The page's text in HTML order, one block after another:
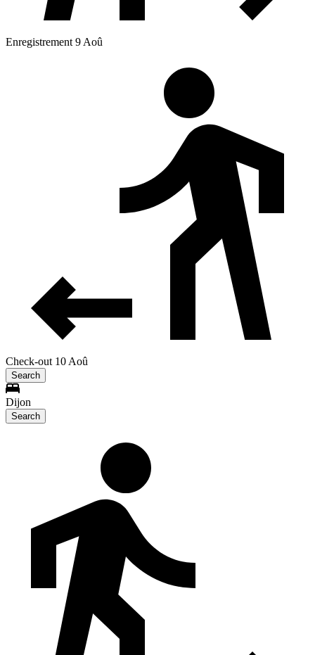
Enregistrement 9 Aoû
Check-out 10 Aoû
Search
Dijon
Search